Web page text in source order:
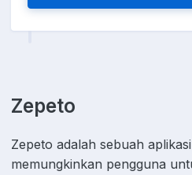
Zepeto
Zepeto adalah sebuah
memungkinkan pengguna